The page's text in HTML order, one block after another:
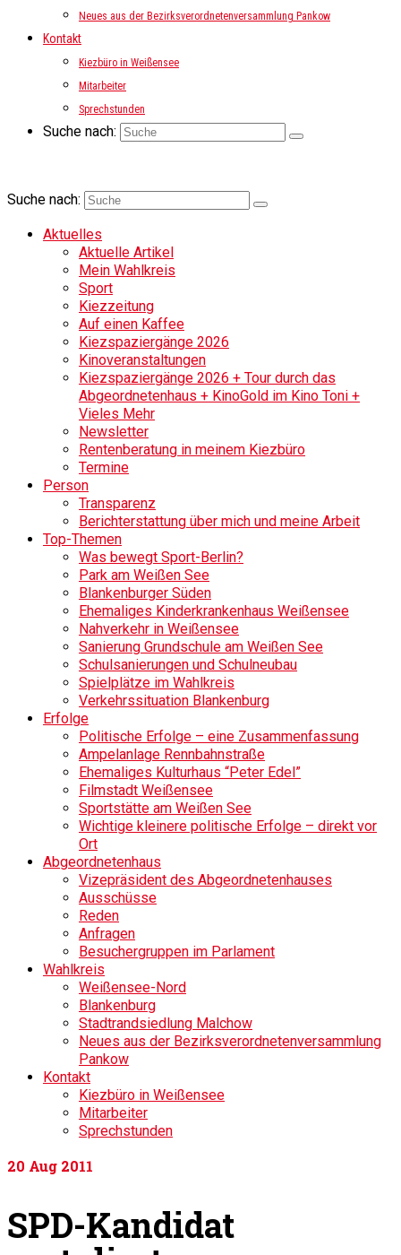
Neues aus der Bezirksverordnetenversammlung Pankow
Kontakt
Kiezbüro in Weißensee
Mitarbeiter
Sprechstunden
Suche nach:
Suche nach:
Aktuelles
Aktuelle Artikel
Mein Wahlkreis
Sport
Kiezzeitung
Auf einen Kaffee
Kiezspaziergänge 2026
Kinoveranstaltungen
Kiezspaziergänge 2026 + Tour durch das
Abgeordnetenhaus + KinoGold im Kino Toni +
Vieles Mehr
Newsletter
Rentenberatung in meinem Kiezbüro
Termine
Person
Transparenz
Berichterstattung über mich und meine Arbeit
Top-Themen
Was bewegt Sport-Berlin?
Park am Weißen See
Blankenburger Süden
Ehemaliges Kinderkrankenhaus Weißensee
Nahverkehr in Weißensee
Sanierung Grundschule am Weißen See
Schulsanierungen und Schulneubau
Spielplätze im Wahlkreis
Verkehrssituation Blankenburg
Erfolge
Politische Erfolge – eine Zusammenfassung
Ampelanlage Rennbahnstraße
Ehemaliges Kulturhaus “Peter Edel”
Filmstadt Weißensee
Sportstätte am Weißen See
Wichtige kleinere politische Erfolge – direkt vor
Ort
Abgeordnetenhaus
Vizepräsident des Abgeordnetenhauses
Ausschüsse
Reden
Anfragen
Besuchergruppen im Parlament
Wahlkreis
Weißensee-Nord
Blankenburg
Stadtrandsiedlung Malchow
Neues aus der Bezirksverordnetenversammlung
Pankow
Kontakt
Kiezbüro in Weißensee
Mitarbeiter
Sprechstunden
20 Aug 2011
SPD-Kandidat